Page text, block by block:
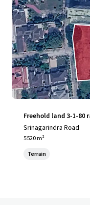
Freehold land 3-1-80
Srinagarindra Road
5 520 m²
Terrain